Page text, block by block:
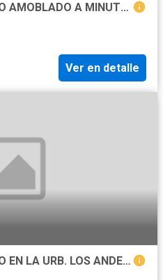
ALQUILO DEPARTAMENTO AMOBLADO A MINUTOS DEL CENTRO HISTÓRICO
Ver en detalle
ALQUILO DEPARTAMENTO EN LA URB. LOS ANDENES